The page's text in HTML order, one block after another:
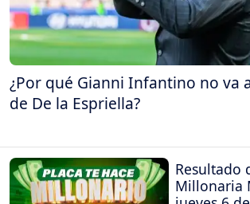
¿Por qué Gianni Infantino no va
de De la Espriella?
Resultado
Millonaria